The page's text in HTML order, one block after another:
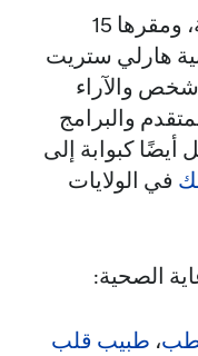
تُقدِّم مايو كلينك للرعاية الصحية، ومقرها 15
هارلي ستريت
والآراء
والبرامج
كبوابة إلى
في الولايات
الصحية:
، طبيب قلب